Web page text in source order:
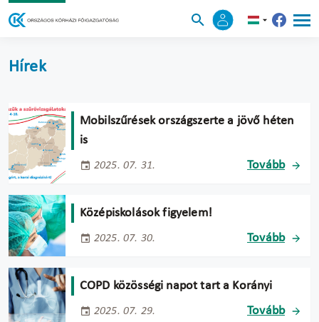
Hírek
Mobilszűrések országszerte a jövő héten
is
2025. 07. 31. Tovább
Középiskolások figyelem!
2025. 07. 30. Tovább
COPD közösségi napot tart a Korányi
2025. 07. 29. Tovább